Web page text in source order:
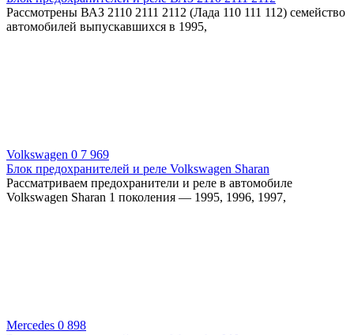
Рассмотрены ВАЗ 2110 2111 2112 (Лада 110 111 112) семейство
автомобилей выпускавшихся в 1995,
Volkswagen 0 7 969
Блок предохранителей и реле Volkswagen Sharan
Рассматриваем предохранители и реле в автомобиле
Volkswagen Sharan 1 поколения — 1995, 1996, 1997,
Mercedes 0 898